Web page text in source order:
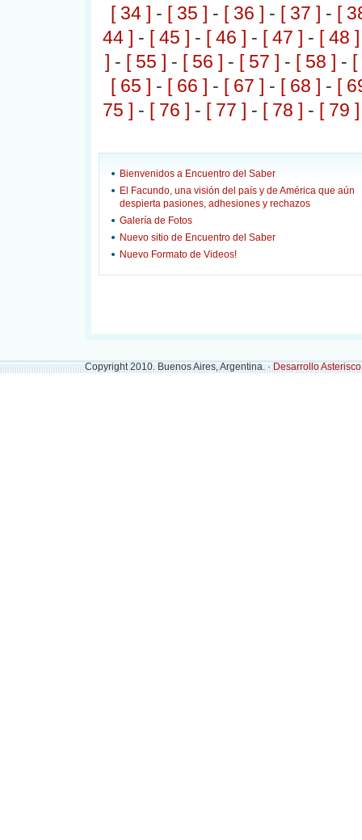
[ 34 ] - [ 35 ] - [ 36 ] - [ 37 ] - [
44 ] - [ 45 ] - [ 46 ] - [ 47 ] - [ 48 ]
] - [ 55 ] - [ 56 ] - [ 57 ] - [ 58 ] - [
[ 65 ] - [ 66 ] - [ 67 ] - [ 68 ] - [
75 ] - [ 76 ] - [ 77 ] - [ 78 ] - [ 79 ]
Bienvenidos a Encuentro del Saber
El Facundo, una visión del país y de América que aún
despierta pasiones, adhesiones y rechazos
Galería de Fotos
Nuevo sitio de Encuentro del Saber
Nuevo Formato de Videos!
Copyright 2010. Buenos Aires, Argentina. ·Desarrollo